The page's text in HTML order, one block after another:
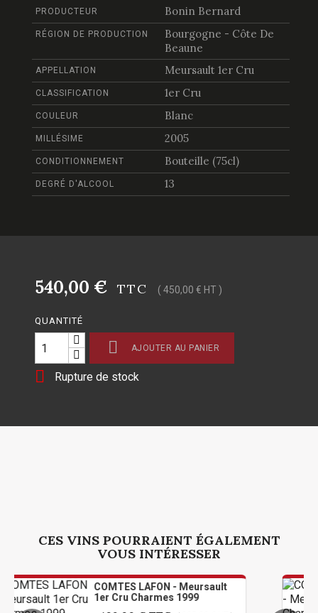
PRODUCTEUR Bonin Bernard
RÉGION DE PRODUCTION
Bourgogne - Côte De
Beaune
APPELLATION Meursault 1er Cru
CLASSIFICATION 1er Cru
COULEUR Blanc
MILLÉSIME 2005
CONDITIONNEMENT Bouteille (75cl)
DEGRÉ D'ALCOOL 13
540,00 € TTC ( 450,00 € HT )
QUANTITÉ
 AJOUTER AU PANIER
 Rupture de stock
CES VINS POURRAIENT ÉGALEMENT
VOUS INTÉRESSER
COMTES LAFON - Meursault
1er Cru Charmes 1999